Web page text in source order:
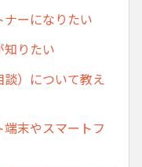
ナーになりたい
知りたい
）について教え
端末やスマートフ